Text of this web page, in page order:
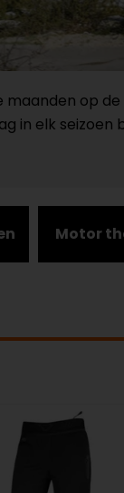
op
elk
Motor